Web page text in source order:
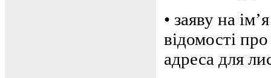
• заяву на
відомості
адреса для